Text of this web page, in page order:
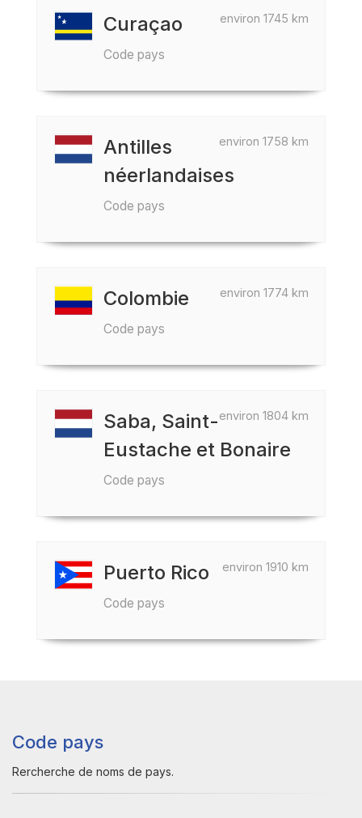
environ 1745 km
Curaçao
Code pays
environ 1758 km
Antilles
néerlandaises
Code pays
environ 1774 km
Colombie
Code pays
environ 1804 km
Saba, Saint-
Eustache et Bonaire
Code pays
environ 1910 km
Puerto Rico
Code pays
Code pays
Rercherche de noms de pays.